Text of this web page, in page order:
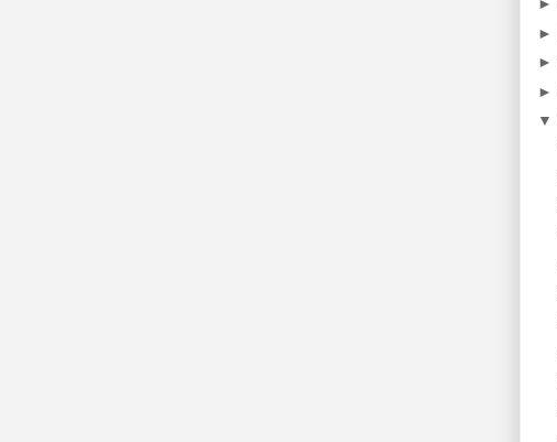
►
►
►
►
▼